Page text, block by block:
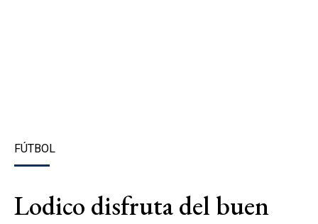
FÚTBOL
Lodico disfruta del buen